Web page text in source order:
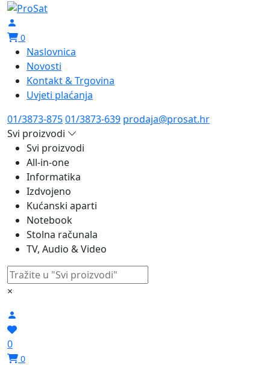
0
Naslovnica
Novosti
Kontakt & Trgovina
Uvjeti plaćanja
01/3873-87501/3873-639 prodaja@prosat.hr
Svi proizvodi
Svi proizvodi
All-in-one
Informatika
Izdvojeno
Kućanski aparti
Notebook
Stolna računala
TV, Audio & Video
×
0
0